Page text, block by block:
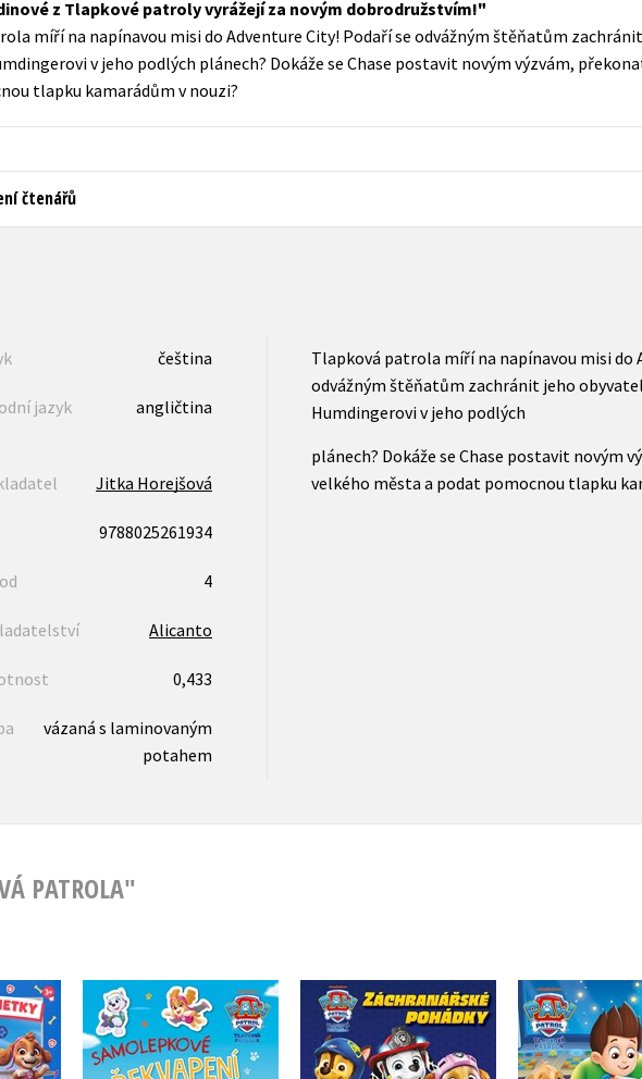
Populárně - naučná pro dospělé
Populárně - naučné pro děti
Předškoláci
Příroda a zahrada
Young adult (SK)
Zahraniční literatura
Všechny tituly
z Tlapkové patroly vyrážejí za novým dobrodružstvím!
míří na napínavou misi do Adventure City! Podaří se odvážným štěňatům
v jeho podlých plánech? Dokáže se Chase postavit novým výzvám,
tlapku kamarádům v nouzi?
čtenářů
čeština
jazyk angličtina
Jitka Horejšová
9788025261934
4
Alicanto
0,433
vázaná s laminovaným
potahem
Tlapková patrola míří na napínavou misi do
odvážným štěňatům zachránit jeho
Humdingerovi v jeho podlých
plánech? Dokáže se Chase postavit novým
velkého města a podat pomocnou tlapku
PATROLA"
-
Tlapková patrola -
Samolepkové
překvapení
Kolektiv
Tlapková patrola -
Záchranářské pohádky
Kolektiv
Tlapková
Dobrou noc